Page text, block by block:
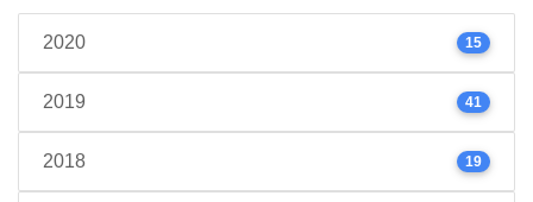
2020 15
2019 41
2018 19